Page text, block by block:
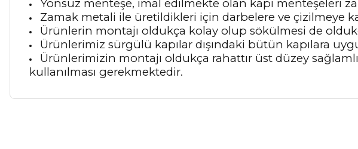
Yönsüz menteşe, imal edilmekte olan kapı menteşeleri
Zamak metali ile üretildikleri için darbelere ve çizilmeye
Ürünlerin montajı oldukça kolay olup sökülmesi de
Ürünlerimiz sürgülü kapılar dışındaki bütün kapılara
Ürünlerimizin montajı oldukça rahattır üst düzey
kullanılması gerekmektedir.